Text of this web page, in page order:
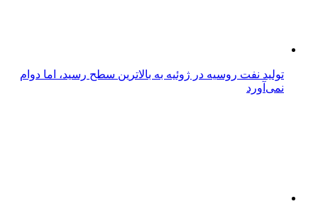
تولید نفت روسیه در ژوئیه به بالاترین سطح رسید، اما دوام
نمی‌آورد